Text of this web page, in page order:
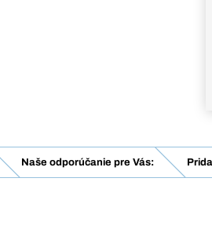
Naše odporúčanie pre Vás: